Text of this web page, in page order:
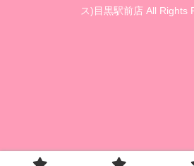
ス)目黒駅前店 All Rights